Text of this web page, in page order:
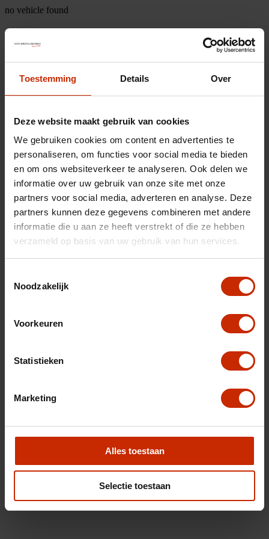
Toestemming Details Over
Deze website maakt gebruik van cookies
We gebruiken cookies om content en advertenties te
personaliseren, om functies voor social media te bieden
en om ons websiteverkeer te analyseren. Ook delen we
informatie over uw gebruik van onze site met onze
partners voor social media, adverteren en analyse. Deze
partners kunnen deze gegevens combineren met andere
informatie die u aan ze heeft verstrekt of die ze hebben
verzameld op basis van uw gebruik van hun services.
Noodzakelijk
Voorkeuren
Statistieken
Marketing
Alles toestaan
Selectie toestaan
no vehicle found